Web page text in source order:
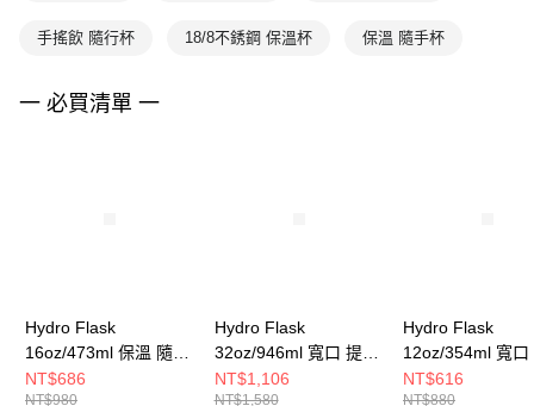
手搖飲 隨行杯 18/8不銹鋼 保溫杯 保溫 隨手杯
一 必買清單 一
Hydro Flask
16oz/473ml 保溫 隨行
杯 青鳥藍
NT$686
NT$980
Hydro Flask
32oz/946ml 寬口 提環
保溫瓶 青鳥藍
NT$1,106
NT$1,580
Hydro Flask
12oz/354ml 寬口
保溫瓶 青鳥藍
NT$616
NT$880